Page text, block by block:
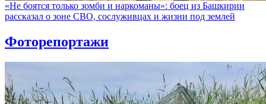
«Не боятся только зомби и наркоманы»: боец из Башкирии
рассказал о зоне СВО, сослуживцах и жизни под землей
Фоторепортажи